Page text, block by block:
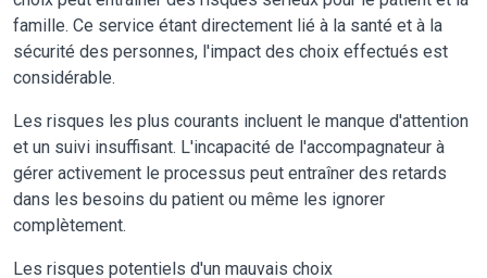
famille. Ce service étant directement lié à la santé et à la
sécurité des personnes, l'impact des choix effectués est
considérable.
Les risques les plus courants incluent le manque d'attention
et un suivi insuffisant. L'incapacité de l'accompagnateur à
gérer activement le processus peut entraîner des retards
dans les besoins du patient ou même les ignorer
complètement.
Les risques potentiels d'un mauvais choix